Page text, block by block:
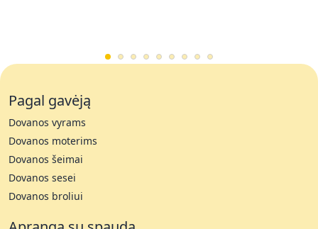
Pagal gavėją
Dovanos vyrams
Dovanos moterims
Dovanos šeimai
Dovanos sesei
Dovanos broliui